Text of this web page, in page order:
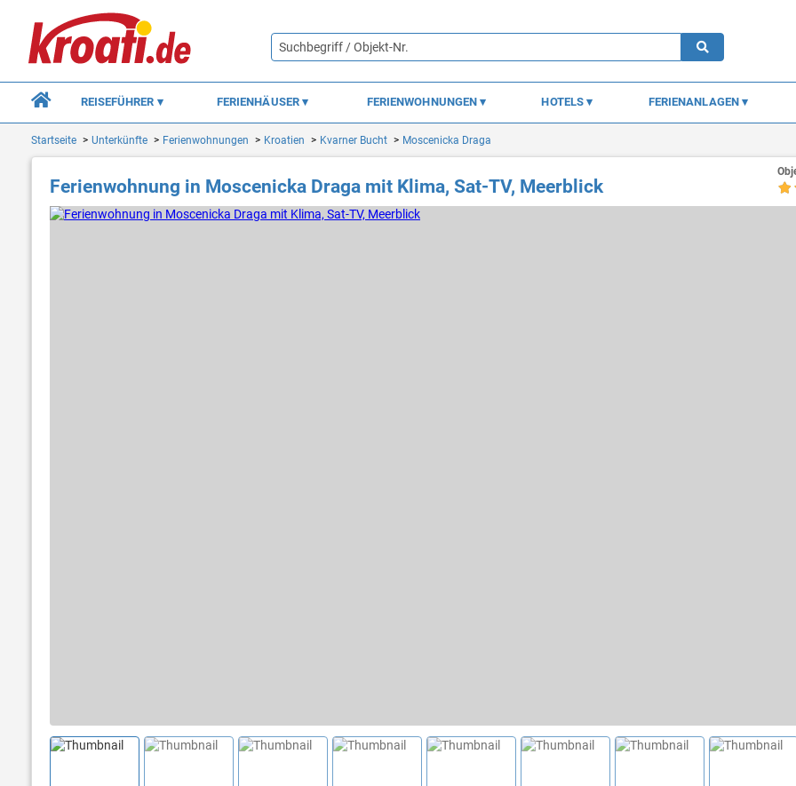
REISEFÜHRER FERIENHÄUSER FERIENWOHNUNGEN HOTELS FERIENANLAGEN
Startseite Unterkünfte Ferienwohnungen Kroatien Kvarner Bucht Moscenicka Draga
Ferienwohnung in Moscenicka Draga mit Klima, Sat-TV, Meerblick